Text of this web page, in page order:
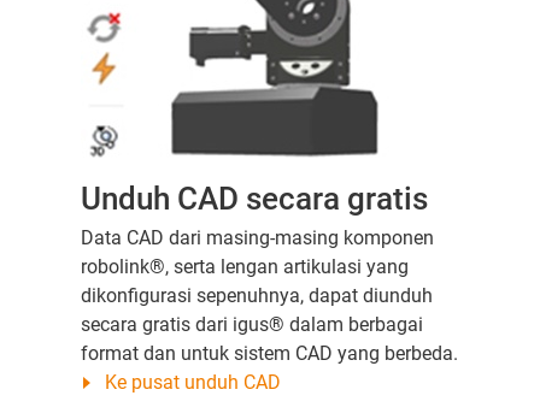
Unduh CAD secara gratis
Data CAD dari masing-masing komponen
robolink®, serta lengan artikulasi yang
dikonfigurasi sepenuhnya, dapat diunduh
secara gratis dari igus® dalam berbagai
format dan untuk sistem CAD yang berbeda.
Ke pusat unduh CAD